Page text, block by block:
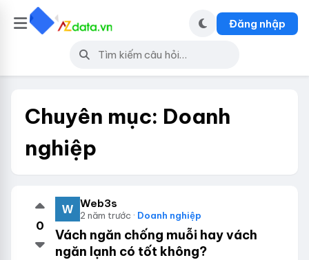
Đăng nhập
Chuyên mục: Doanh
nghiệp
0
Web3s
2 năm trước · Doanh nghiệp
Vách ngăn chống muỗi hay vách
ngăn lạnh có tốt không?